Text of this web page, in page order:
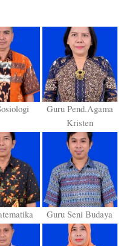
Guru Pend.Agama
Kristen
Guru Seni Budaya